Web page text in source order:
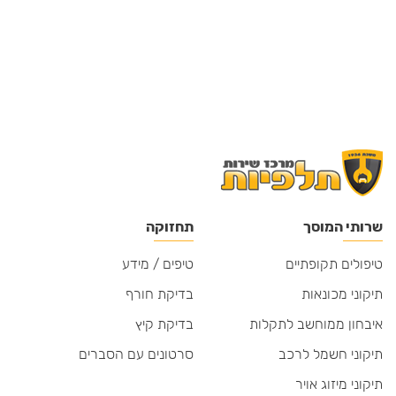
שרותי המוסך
טיפולים תקופתיים
תיקוני מכונאות
איבחון ממוחשב לתקלות
תיקוני חשמל לרכב
תיקוני מיזוג אויר
תחזוקה
טיפים / מידע
בדיקת חורף
בדיקת קיץ
סרטונים עם הסברים